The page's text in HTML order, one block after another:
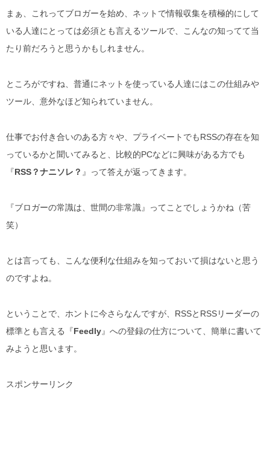
まぁ、これってブロガーを始め、ネットで情報収集を積極的にして
いる人達にとっては必須とも言えるツールで、こんなの知ってて当
たり前だろうと思うかもしれません。
ところがですね、普通にネットを使っている人達にはこの仕組みや
ツール、意外なほど知られていません。
仕事でお付き合いのある方々や、プライベートでもRSSの存在を知
っているかと聞いてみると、比較的PCなどに興味がある方でも
『RSS？ナニソレ？ 』って答えが返ってきます。
『ブロガーの常識は、世間の非常識』ってことでしょうかね（苦
笑）
とは言っても、こんな便利な仕組みを知っておいて損はないと思う
のですよね。
ということで、ホントに今さらなんですが、RSSとRSSリーダーの
標準とも言える『Feedly』への登録の仕方について、簡単に書いて
みようと思います。
スポンサーリンク